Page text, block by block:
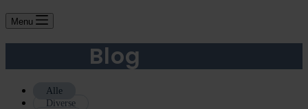
Menu
Blog
Alle
Diverse